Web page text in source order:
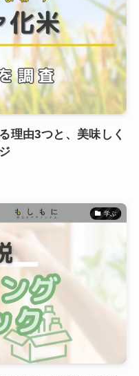
理由3つと、美味しく
学ぶ